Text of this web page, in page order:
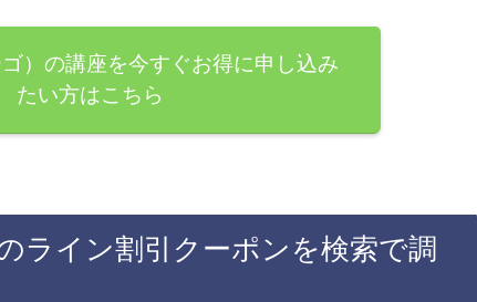
）の講座を今すぐお得に申し込み
たい方はこちら
ライン割引クーポンを検索で調